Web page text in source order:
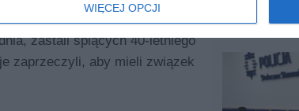
WIĘCEJ OPCJI
kompleksu ogródków działkowych, gdzie para
zastali śpiących 40-letniego
zaprzeczyli, aby mieli związek